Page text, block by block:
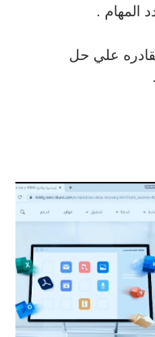
المهام .
علي حل